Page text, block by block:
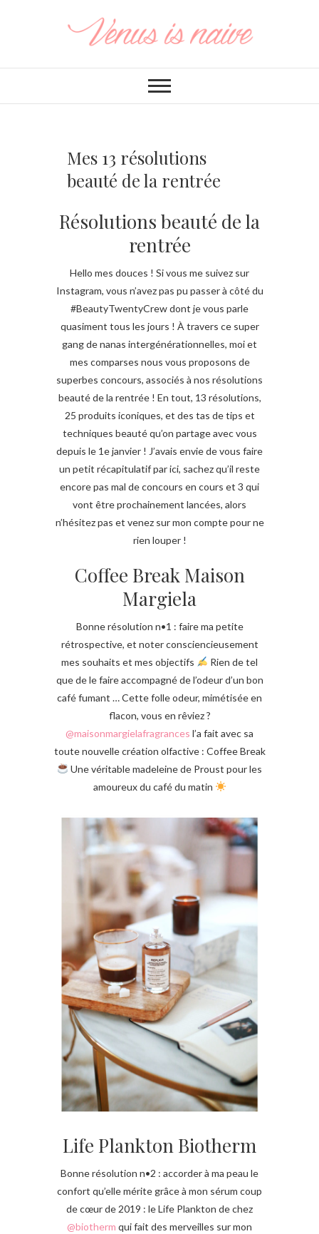
Mes 13 résolutions
beauté de la rentrée
Résolutions beauté de la
rentrée
Hello mes douces ! Si vous me suivez sur
Instagram, vous n’avez pas pu passer à côté du
#BeautyTwentyCrew dont je vous parle
quasiment tous les jours ! À travers ce super
gang de nanas intergénérationnelles, moi et
mes comparses nous vous proposons de
superbes concours, associés à nos résolutions
beauté de la rentrée ! En tout, 13 résolutions,
25 produits iconiques, et des tas de tips et
techniques beauté qu’on partage avec vous
depuis le 1e janvier ! J’avais envie de vous faire
un petit récapitulatif par ici, sachez qu’il reste
encore pas mal de concours en cours et 3 qui
vont être prochainement lancées, alors
n’hésitez pas et venez sur mon compte pour ne
rien louper !
Coffee Break Maison
Margiela
Bonne résolution n•1 : faire ma petite
rétrospective, et noter consciencieusement
mes souhaits et mes objectifs
Rien de tel
que de le faire accompagné de l’odeur d’un bon
café fumant … Cette folle odeur, mimétisée en
flacon, vous en rêviez ?
@maisonmargielafragrances l’a fait avec sa
toute nouvelle création olfactive : Coffee Break
Une véritable madeleine de Proust pour les
amoureux du café du matin
Life Plankton Biotherm
Bonne résolution n•2 : accorder à ma peau le
confort qu’elle mérite grâce à mon sérum coup
de cœur de 2019 : le Life Plankton de chez
@biotherm qui fait des merveilles sur mon